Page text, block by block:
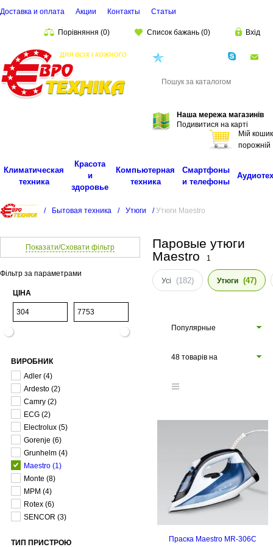
Доставка и оплата Акции Контакты Cтатьи
Порівняння (0) Список бажань (0) Вхід
Наша мережа магазинів
Подивитися на карті
Мій кошик
порожній
Климатическая
техника
Красота
и
здоровье
Компьютерная
техника
Смартфоны
и телефоны
/ Бытовая техника / Утюги / Утюги Maestro
Показати/Сховати фільтр
Фільтр за параметрами
ЦІНА
ВИРОБНИК
Adler (4)
Ardesto (2)
Camry (2)
ECG (2)
Electrolux (5)
Gorenje (6)
Grunhelm (4)
Maestro (1)
Monte (8)
MPM (4)
Rotex (6)
SENCOR (3)
ТИП ПРИСТРОЮ
Паровые утюги
Maestro
1
Усі (182) Утюги (47)
Популярные
48 товарів на
Праска Maestro MR-306C